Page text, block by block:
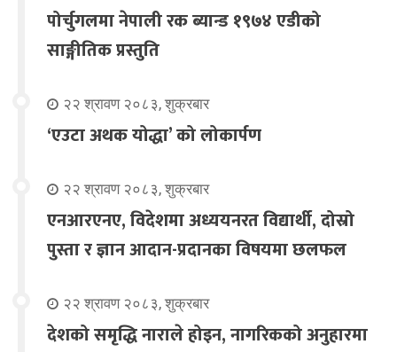
पोर्चुगलमा नेपाली रक ब्यान्ड १९७४ एडीको
साङ्गीतिक प्रस्तुति
२२ श्रावण २०८३, शुक्रबार
‘एउटा अथक योद्धा’ को लोकार्पण
२२ श्रावण २०८३, शुक्रबार
एनआरएनए, विदेशमा अध्ययनरत विद्यार्थी, दोस्रो
पुस्ता र ज्ञान आदान-प्रदानका विषयमा छलफल
२२ श्रावण २०८३, शुक्रबार
देशको समृद्धि नाराले होइन, नागरिकको अनुहारमा